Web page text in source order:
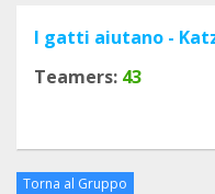
I gatti aiutano -
Teamers: 43
Torna al Gruppo